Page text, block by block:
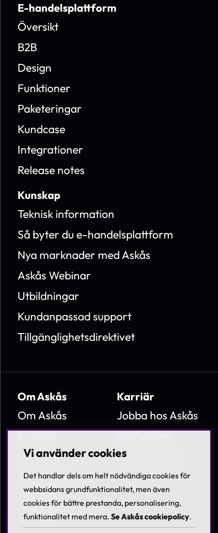
E-handelsplattform
Översikt
B2B
Design
Funktioner
Paketeringar
Kundcase
Integrationer
Release notes
Kunskap
Teknisk information
Så byter du e-handelsplattform
Nya marknader med Askås
Askås Webinar
Utbildningar
Kundanpassad support
Tillgänglighetsdirektivet
Om Askås
Om Askås
Nyheter
Villkor & Policies
Hållbarhet
Visselblåsning
Karriär
Jobba hos Askås
medarbetare
Lediga tjänster
Vi använder cookies
Det handlar dels om helt nödvändiga cookies för
webbsidans grundfunktionalitet, men även
cookies för bättre prestanda, personalisering,
funktionalitet med mera. Se Askås cookiepolicy.